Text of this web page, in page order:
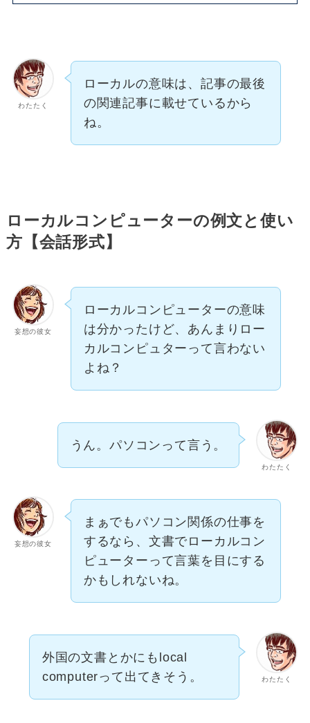
わたたく
ローカルの意味は、記事の最後
の関連記事に載せているから
ね。
ローカルコンピューターの例文と使い
方【会話形式】
妄想の彼女
ローカルコンピューターの意味
は分かったけど、あんまりロー
カルコンピュターって言わない
よね？
わたたく
うん。パソコンって言う。
妄想の彼女
まぁでもパソコン関係の仕事を
するなら、文書でローカルコン
ピューターって言葉を目にする
かもしれないね。
わたたく
外国の文書とかにもlocal
computerって出てきそう。